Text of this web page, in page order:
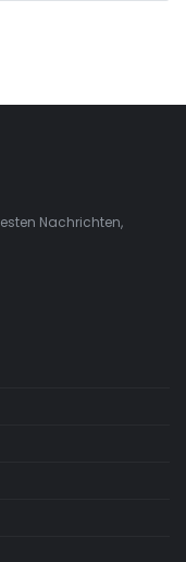
Nachrichten,